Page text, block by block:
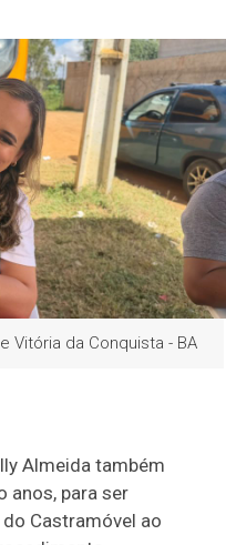
Vitória da Conquista - BA
Almeida também
anos, para ser
Castramóvel ao